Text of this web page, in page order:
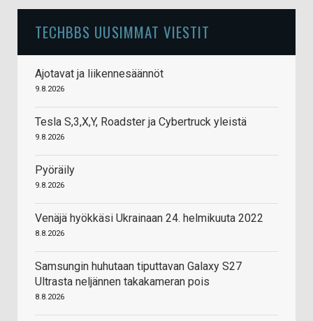
TECHBBS UUSIMMAT VIESTIT
Ajotavat ja liikennesäännöt
9.8.2026
Tesla S,3,X,Y, Roadster ja Cybertruck yleistä
9.8.2026
Pyöräily
9.8.2026
Venäjä hyökkäsi Ukrainaan 24. helmikuuta 2022
8.8.2026
Samsungin huhutaan tiputtavan Galaxy S27
Ultrasta neljännen takakameran pois
8.8.2026